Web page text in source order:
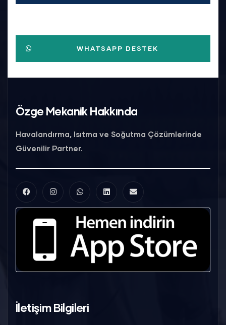
WHATSAPP DESTEK
Özge Mekanik Hakkında
Havalandırma, Isıtma ve Soğutma Çözümlerinde
Güvenilir Partner.
İletişim Bilgileri